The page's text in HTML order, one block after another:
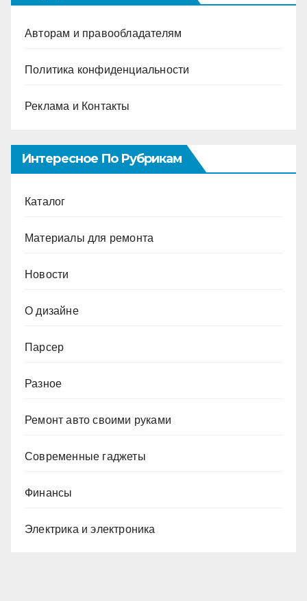
Авторам и правообладателям
Политика конфиденциальности
Реклама и Контакты
Интересное По Рубрикам
Каталог
Материалы для ремонта
Новости
О дизайне
Парсер
Разное
Ремонт авто своими руками
Современные гаджеты
Финансы
Электрика и электроника